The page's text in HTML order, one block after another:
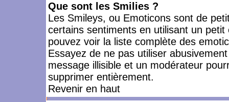
Que sont les Smilies ?
Les Smileys, ou Emoticons sont de
certains sentiments en utilisant un
pouvez voir la liste complète des
Essayez de ne pas utiliser
message illisible et un modérateur
supprimer entièrement.
Revenir en haut